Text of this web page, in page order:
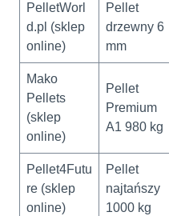
PelletWorl
d.pl (sklep
online)
Pellet
drzewny 6
mm
Mako
Pellets
(sklep
online)
Pellet
Premium
A1 980 kg
Pellet4Futu
re (sklep
online)
Pellet
najtańszy
1000 kg